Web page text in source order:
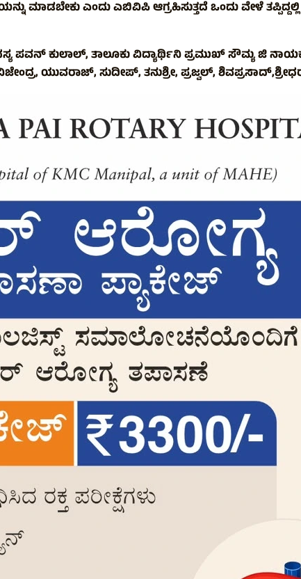
ಮಾಡಬೇಕು ಎಂದು ಎಬಿವಿಪಿ ಆಗ್ರಹಿಸುತ್ತದೆ ಒಂದು ವೇಳೆ
ಪವನ್ ಕುಲಾಲ್, ತಾಲೂಕು ವಿದ್ಯಾರ್ಥಿನಿ ಪ್ರಮುಖ್ ಸೌಮ್ಯ ಜಿ
ಯುವರಾಜ್, ಸುದೀಪ್, ತನುಶ್ರೀ, ಪ್ರಜ್ವಲ್,